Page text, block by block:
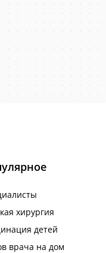
хирургия
детей
врача на дом